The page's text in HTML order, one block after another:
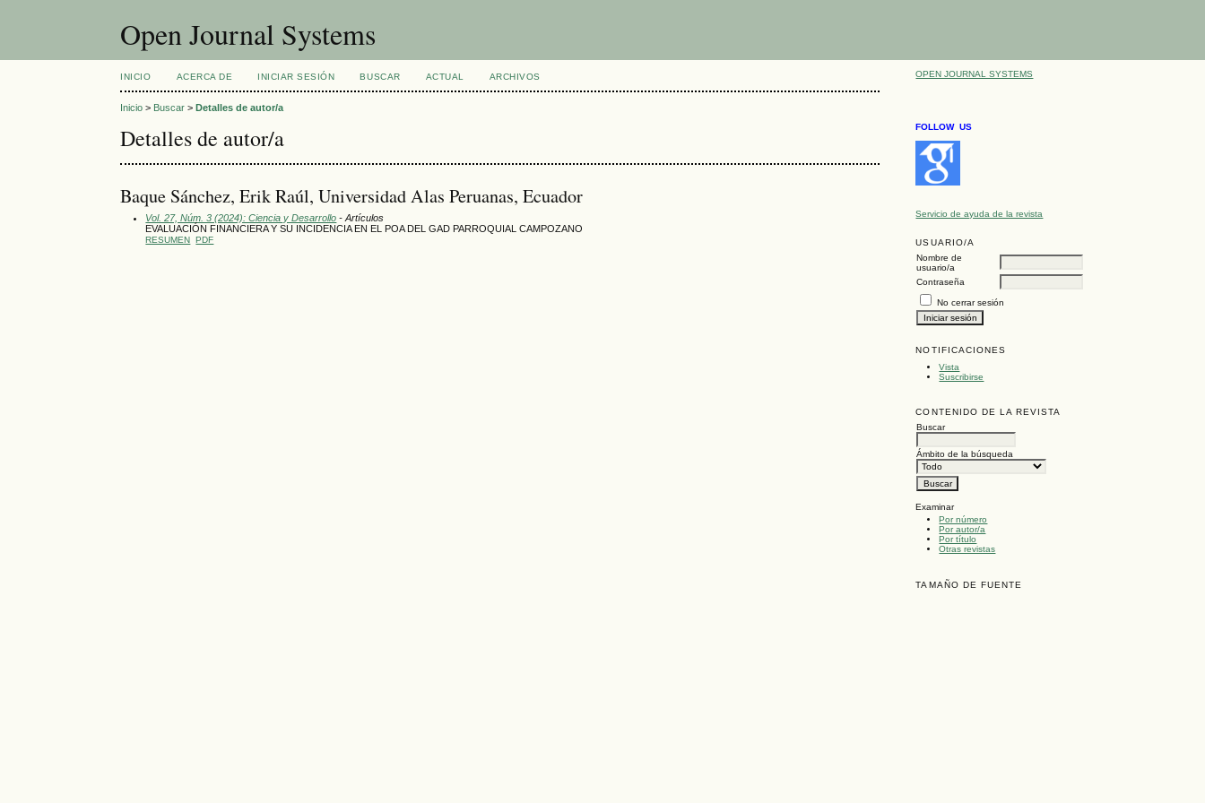
Open Journal Systems
OPEN JOURNAL SYSTEMS
FOLLOW US
Servicio de ayuda de la revista
USUARIO/A
Nombre de
usuario/a
Contraseña
No cerrar sesión
NOTIFICACIONES
Vista
Suscribirse
CONTENIDO DE LA REVISTA
Buscar
Ámbito de la búsqueda
Examinar
Por número
Por autor/a
Por título
Otras revistas
TAMAÑO DE FUENTE
INICIO ACERCA DE INICIAR SESIÓN BUSCAR ACTUAL ARCHIVOS
Inicio > Buscar >Detalles de autor/a
Detalles de autor/a
Baque Sánchez, Erik Raúl, Universidad Alas Peruanas, Ecuador
Vol. 27, Núm. 3 (2024): Ciencia y Desarrollo - Artículos
EVALUACIÓN FINANCIERA Y SU INCIDENCIA EN EL POA DEL GAD PARROQUIAL CAMPOZANO
RESUMEN PDF